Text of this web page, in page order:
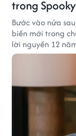
trong
Bước vào nửa
biến mới trong
lời nguyền 12